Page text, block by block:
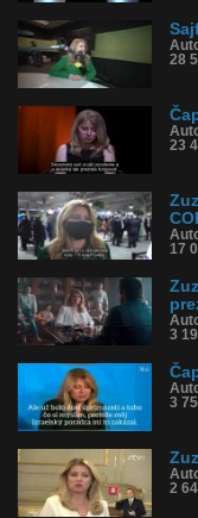
28
23
17
3
3
2